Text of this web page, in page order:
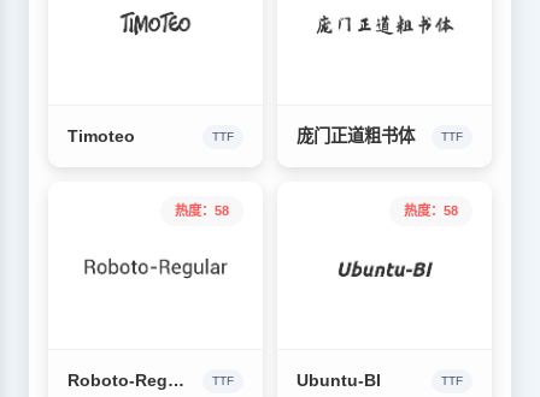
Timoteo TTF 庞门正道粗书体 TTF
热度：58
Roboto-Regular TTF
热度：58
Ubuntu-BI TTF